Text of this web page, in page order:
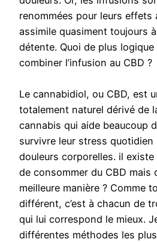
renommées pour leurs effets
assimile quasiment toujours
détente. Quoi de plus
combiner l’infusion au CBD ?
Le cannabidiol, ou CBD, est
totalement naturel dérivé de
cannabis qui aide beaucoup
survivre leur stress quotidien
douleurs corporelles. il
de consommer du CBD mais
meilleure manière ? Comme
différent, c’est à chacun de
qui lui correspond le mieux.
différentes méthodes les